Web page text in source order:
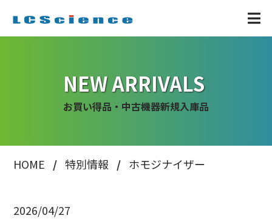
NEW ARRIVALS
お買い得品・中古機器新規入庫品
HOME 特別情報 ホモジナイザー
2026/04/27